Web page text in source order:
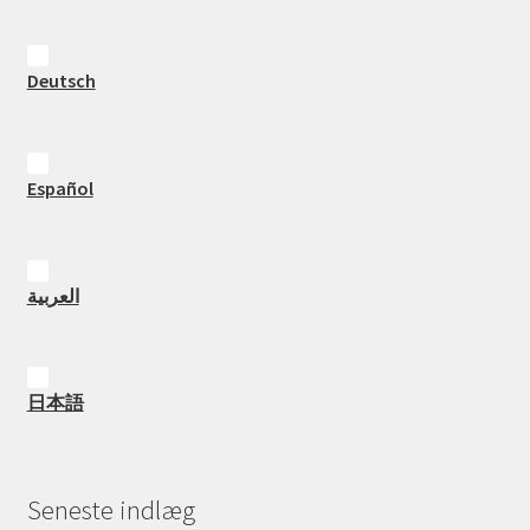
Deutsch
Español
العربية
日本語
Seneste indlæg